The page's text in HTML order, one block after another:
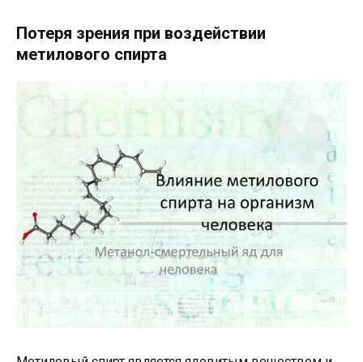
Потеря зрения при воздействии
метилового спирта